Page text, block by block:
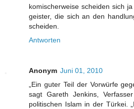
komischerweise scheiden sich
geister, die sich an den
scheiden.
Antworten
Anonym Juni 01, 2010
„Ein guter Teil der Vorwürfe
sagt Gareth Jenkins,
politischen Islam in der Türkei.